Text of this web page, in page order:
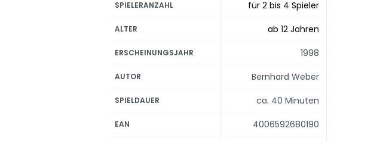
SPIELERANZAHL für 2 bis 4 Spieler
ALTER ab 12 Jahren
ERSCHEINUNGSJAHR 1998
AUTOR Bernhard Weber
SPIELDAUER ca. 40 Minuten
EAN 4006592680190